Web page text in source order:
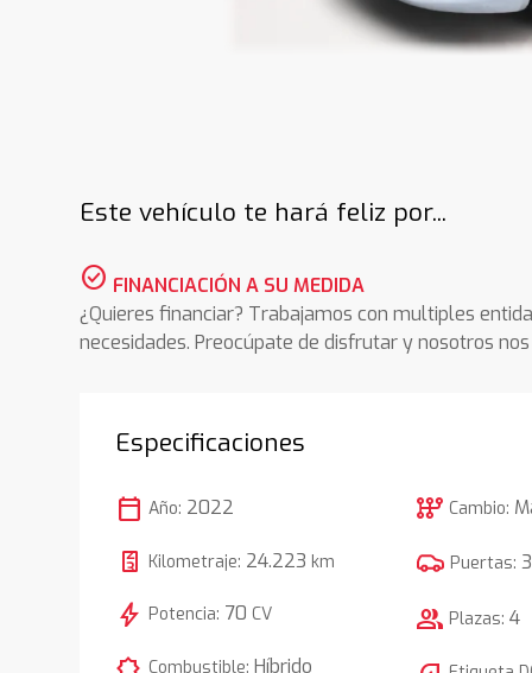
Este vehículo te hará feliz por...
check_circle FINANCIACIÓN A SU MEDIDA
¿Quieres financiar? Trabajamos con multiples
necesidades. Preocúpate de disfrutar y nosotros
Especificaciones
calendar_today Año: 2022
Kilometraje: 24.223 km
bolt Potencia: 70 CV
Combustible:Híbrido
auto_transmission Cambio:
Puertas:3
group Plazas:4